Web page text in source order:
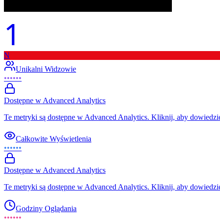
1
N
Unikalni Widzowie
••••••
Dostępne w Advanced Analytics
Te metryki są dostępne w Advanced Analytics. Kliknij, aby
Całkowite Wyświetlenia
••••••
Dostępne w Advanced Analytics
Te metryki są dostępne w Advanced Analytics. Kliknij, aby
Godziny Oglądania
••••••